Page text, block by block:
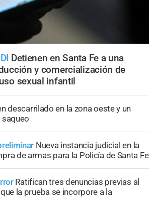
Detienen en Santa Fe a una
y comercialización de
sexual infantil
descarrilado en la zona oeste y un
Nueva instancia judicial en la
de armas para la Policía de Santa Fe
Ratifican tres denuncias previas al
la prueba se incorpore a la